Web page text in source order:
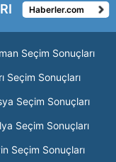
Haberler.com
Seçim Sonuçları
Seçim Sonuçları
Seçim Sonuçları
Seçim Sonuçları
Seçim Sonuçları